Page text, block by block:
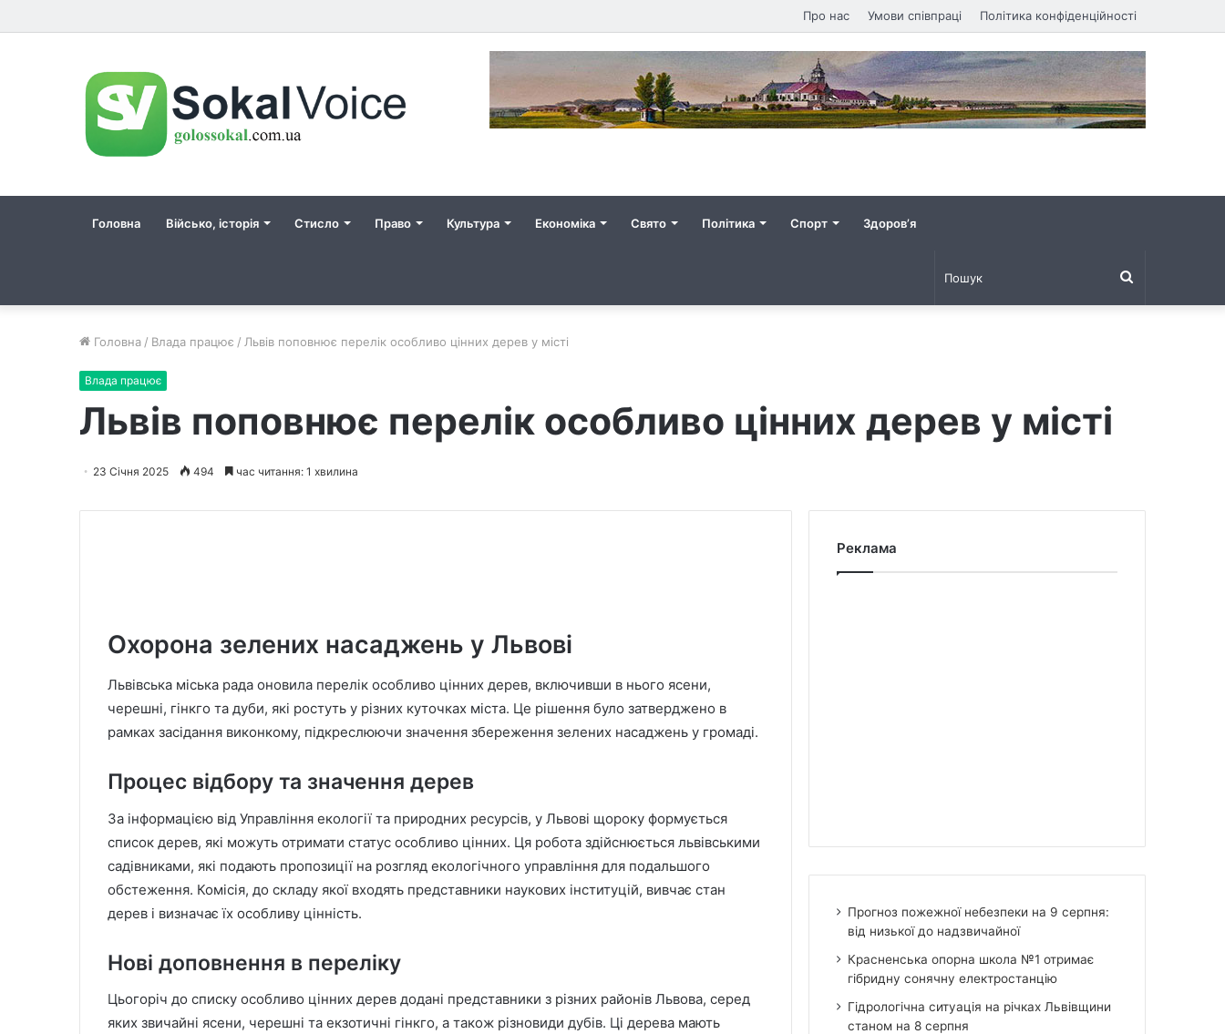
Про нас Умови співпраці Політика конфіденційності
Головна Військо, історія Стисло Право Культура Економіка Свято Політика Спорт Здоров’я
Головна / Влада працює / Львів поповнює перелік особливо цінних дерев у місті
Влада працює
Львів поповнює перелік особливо цінних дерев у місті
23 Січня 2025 494 час читання: 1 хвилина
Охорона зелених насаджень у Львові
Львівська міська рада оновила перелік особливо цінних дерев, включивши в нього ясени,
черешні, гінкго та дуби, які ростуть у різних куточках міста. Це рішення було затверджено в
рамках засідання виконкому, підкреслюючи значення збереження зелених насаджень у громаді.
Процес відбору та значення дерев
За інформацією від Управління екології та природних ресурсів, у Львові щороку формується
список дерев, які можуть отримати статус особливо цінних. Ця робота здійснюється львівськими
садівниками, які подають пропозиції на розгляд екологічного управління для подальшого
обстеження. Комісія, до складу якої входять представники наукових інституцій, вивчає стан
дерев і визначає їх особливу цінність.
Нові доповнення в переліку
Цьогоріч до списку особливо цінних дерев додані представники з різних районів Львова, серед
яких звичайні ясени, черешні та екзотичні гінкго, а також різновиди дубів. Ці дерева мають
Реклама
Прогноз пожежної небезпеки на 9 серпня:
від низької до надзвичайної
Красненська опорна школа №1 отримає
гібридну сонячну електростанцію
Гідрологічна ситуація на річках Львівщини
станом на 8 серпня